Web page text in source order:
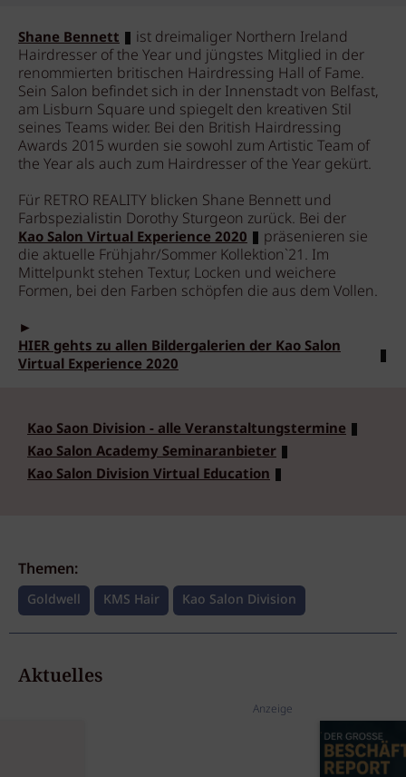
Shane Bennett
ist dreimaliger Northern Ireland
Hairdresser of the Year und jüngstes Mitglied in der
renommierten britischen Hairdressing Hall of Fame.
Sein Salon befindet sich in der Innenstadt von Belfast,
am Lisburn Square und spiegelt den kreativen Stil
seines Teams wider. Bei den British Hairdressing
Awards 2015 wurden sie sowohl zum Artistic Team of
the Year als auch zum Hairdresser of the Year gekürt.
Für RETRO REALITY blicken Shane Bennett und
Farbspezialistin Dorothy Sturgeon zurück. Bei der
Kao Salon Virtual Experience 2020
präsenieren sie
die aktuelle Frühjahr/Sommer Kollektion`21. Im
Mittelpunkt stehen Textur, Locken und weichere
Formen, bei den Farben schöpfen die aus dem Vollen.
►
HIER gehts zu allen Bildergalerien der Kao Salon
Virtual Experience 2020
Kao Saon Division - alle Veranstaltungstermine
Kao Salon Academy Seminaranbieter
Kao Salon Division Virtual Education
Themen:
Goldwell KMS Hair Kao Salon Division
Aktuelles
Anzeige